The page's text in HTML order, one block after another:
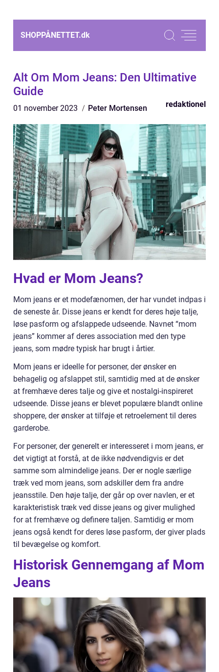
SHOPPÅNETTET.dk
Alt Om Mom Jeans: Den Ultimative
Guide
01 november 2023 Peter Mortensen redaktionel
Hvad er Mom Jeans?
Mom jeans er et modefænomen, der har vundet indpas i
de seneste år. Disse jeans er kendt for deres høje talje,
løse pasform og afslappede udseende. Navnet “mom
jeans” kommer af deres association med den type
jeans, som mødre typisk har brugt i årtier.
Mom jeans er ideelle for personer, der ønsker en
behagelig og afslappet stil, samtidig med at de ønsker
at fremhæve deres talje og give et nostalgi-inspireret
udseende. Disse jeans er blevet populære blandt online
shoppere, der ønsker at tilføje et retroelement til deres
garderobe.
For personer, der generelt er interesseret i mom jeans, er
det vigtigt at forstå, at de ikke nødvendigvis er det
samme som almindelige jeans. Der er nogle særlige
træk ved mom jeans, som adskiller dem fra andre
jeansstile. Den høje talje, der går op over navlen, er et
karakteristisk træk ved disse jeans og giver mulighed
for at fremhæve og definere taljen. Samtidig er mom
jeans også kendt for deres løse pasform, der giver plads
til bevægelse og komfort.
Historisk Gennemgang af Mom
Jeans